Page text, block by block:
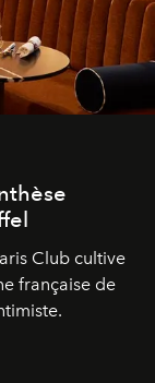
Club cultive
française de